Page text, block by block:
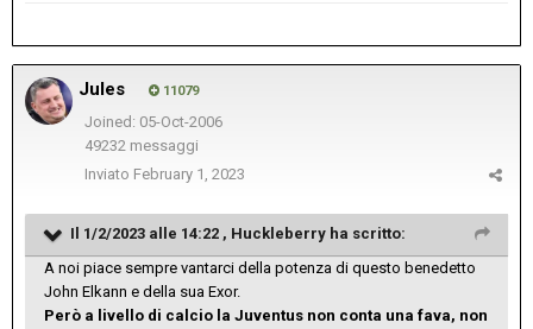
Jules 11079
Joined: 05-Oct-2006
49232 messaggi
Inviato February 1, 2023
Il 1/2/2023 alle 14:22 , Huckleberry ha scritto:
A noi piace sempre vantarci della potenza di questo benedetto
John Elkann e della sua Exor.
Però a livello di calcio la Juventus non conta una fava, non